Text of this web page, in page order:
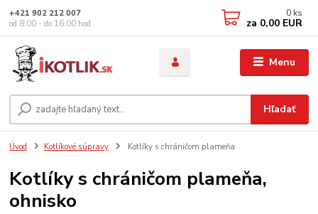
Menu
Hľadať
+421 902 212 007
od 8:00 - do 16:00 hod
0 ks
za 0,00 EUR
Úvod Kotlíkové súpravy Kotlíky s chráničom plameňa
Kotlíky s chráničom plameňa,
ohnisko